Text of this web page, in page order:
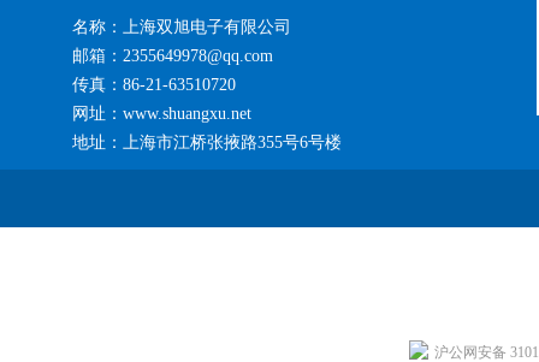
名称：上海双旭电子有限公司
邮箱：2355649978@qq.com
传真：86-21-63510720
网址：www.shuangxu.net
地址：上海市江桥张掖路355号6号楼
沪公网安备